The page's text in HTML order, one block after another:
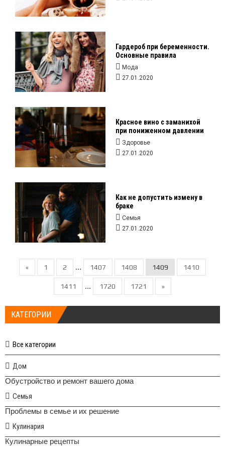
Гардероб при беременности.
Основные правила
Мода
27.01.2020
Красное вино с заманихой
при пониженном давлении
Здоровье
27.01.2020
Как не допустить измену в
браке
Семья
27.01.2020
« 1 2 ... 1407 1408 1409 1410
1411 ... 1720 1721 »
КАТЕГОРИИ
Все категории
Дом
Обустройство и ремонт вашего дома
Семья
Проблемы в семье и их решение
Кулинария
Кулинарные рецепты